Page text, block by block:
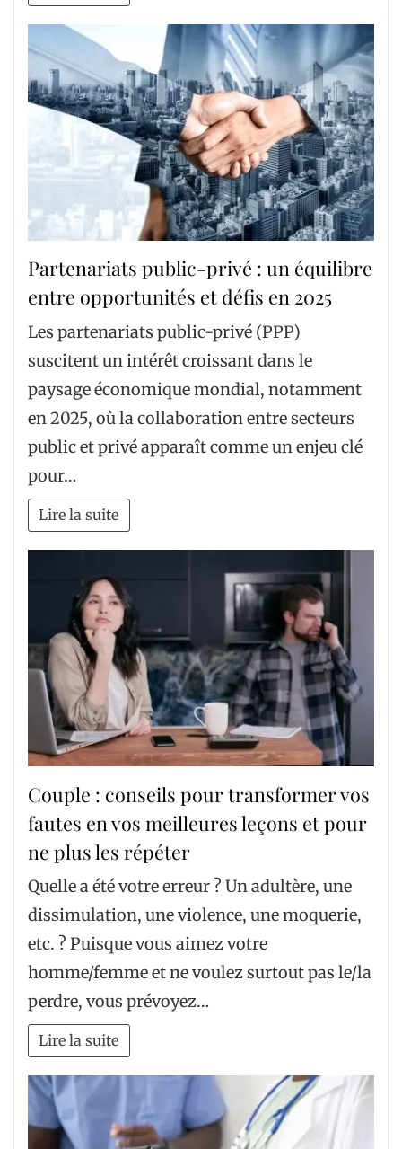
Partenariats public-privé : un équilibre
entre opportunités et défis en 2025
Les partenariats public-privé (PPP)
suscitent un intérêt croissant dans le
paysage économique mondial, notamment
en 2025, où la collaboration entre secteurs
public et privé apparaît comme un enjeu clé
pour…
Lire la suite
Couple : conseils pour transformer vos
fautes en vos meilleures leçons et pour
ne plus les répéter
Quelle a été votre erreur ? Un adultère, une
dissimulation, une violence, une moquerie,
etc. ? Puisque vous aimez votre
homme/femme et ne voulez surtout pas le/la
perdre, vous prévoyez…
Lire la suite